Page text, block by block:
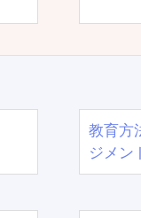
教育方
ジメン